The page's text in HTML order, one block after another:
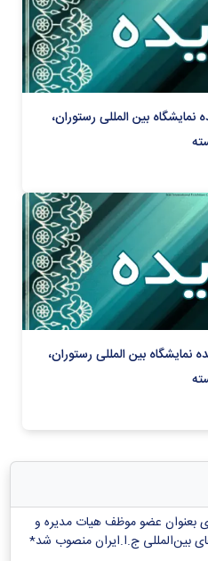
نمایشگاه بین المللی رستوران،
نمایشگاه بین المللی رستوران،
عضو موظف هیات مدیره و
بین‌المللی ج.ا.ایران منصوب شد*